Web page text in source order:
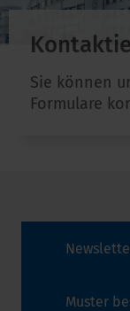
Sie können
Formulare
Muster